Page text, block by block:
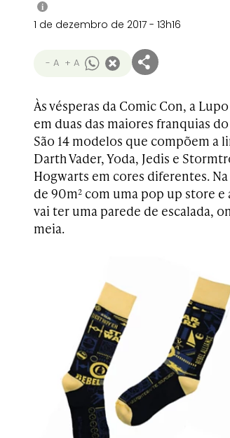
i
1 de dezembro de 2017 - 13h16
- A + A
Às vésperas da Comic Con, a
em duas das maiores franquias
São 14 modelos que compõem a
Darth Vader, Yoda, Jedis e
Hogwarts em cores diferentes.
de 90m² com uma pop up store
vai ter uma parede de escalada,
meia.